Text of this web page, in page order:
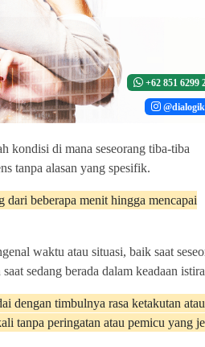
+62 851 6299
kondisi di mana seseorang tiba-tiba
tanpa alasan yang spesifik.
beberapa menit hingga mencapai
waktu atau situasi, baik saat
sedang berada dalam keadaan
dengan timbulnya rasa ketakutan atau
tanpa peringatan atau pemicu yang